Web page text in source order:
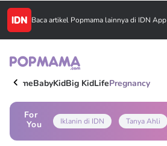
Baca artikel Popmama lainnya di IDN App
HomeBabyKidBig KidLifePregnancy
For
You
Iklanin di IDN Tanya Ahli